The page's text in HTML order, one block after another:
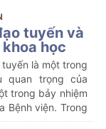
tuyến và
học
là một trong
quan trọng của
trong bảy nhiệm
Bệnh viện. Trong
thực hiện Chỉ thị